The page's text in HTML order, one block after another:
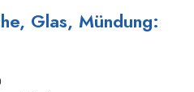
Glas, Mündung: